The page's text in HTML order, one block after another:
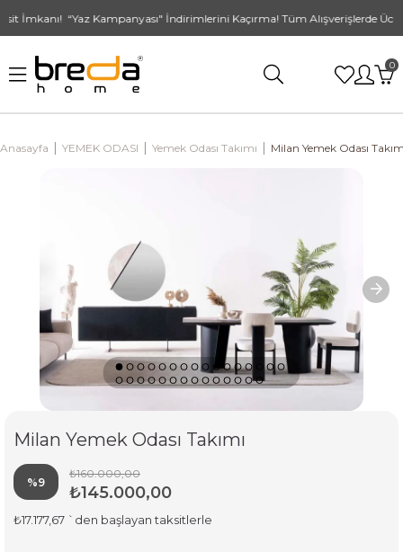
“Yaz Kampanyası" İndirimlerini Kaçırma! Tüm Alışverişlerde
0
Anasayfa YEMEK ODASI Yemek Odası Takımı Milan Yemek Odası
Milan Yemek Odası Takımı
%9
İndirim
₺160.000,00
₺145.000,00
₺17.177,67 `den başlayan taksitlerle